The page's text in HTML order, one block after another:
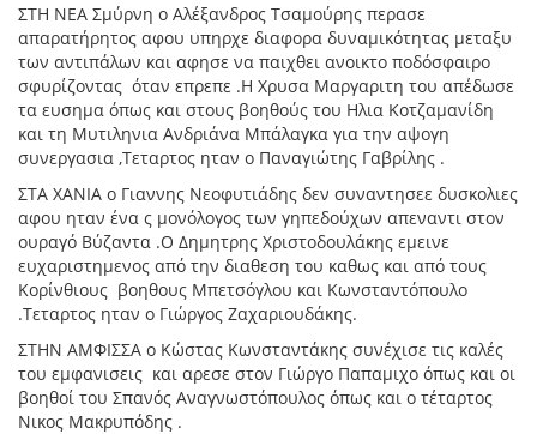
ΣΤΗ ΝΕΑ Σμύρνη ο Αλέξανδρος Τσαμούρης περασε
απαρατήρητος αφου υπηρχε διαφορα δυναμικότητας μεταξυ
των αντιπάλων και αφησε να παιχθει ανοικτο ποδόσφαιρο
σφυρίζοντας όταν επρεπε .Η Χρυσα Μαργαριτη του απέδωσε
τα ευσημα όπως και στους βοηθούς του Ηλια Κοτζαμανίδη
και τη Μυτιληνια Ανδριάνα Μπάλαγκα για την αψογη
συνεργασια ,Τεταρτος ηταν ο Παναγιώτης Γαβρίλης .
ΣΤΑ ΧΑΝΙΑ ο Γιαννης Νεοφυτιάδης δεν συναντησεε δυσκολιες
αφου ηταν ένα ς μονόλογος των γηπεδούχων απεναντι στον
ουραγό Βύζαντα .Ο Δημητρης Χριστοδουλάκης εμεινε
ευχαριστημενος από την διαθεση του καθως και από τους
Κορίνθιους βοηθους Μπετσόγλου και Κωνσταντόπουλο
.Τεταρτος ηταν ο Γιώργος Ζαχαριουδάκης.
ΣΤΗΝ ΑΜΦΙΣΣΑ ο Κώστας Κωνσταντάκης συνέχισε τις καλές
του εμφανισεις και αρεσε στον Γιώργο Παπαμιχο όπως και οι
βοηθοί του Σπανός Αναγνωστόπουλος όπως και ο τέταρτος
Νικος Μακρυπόδης .